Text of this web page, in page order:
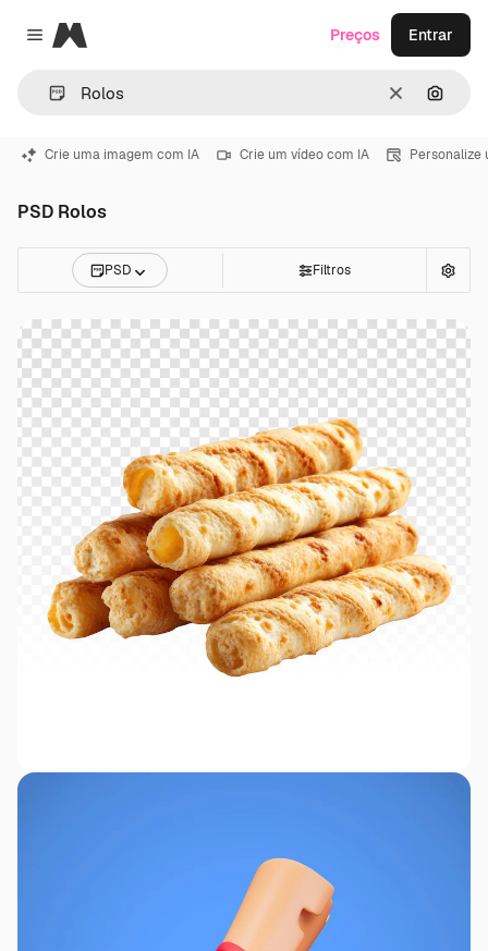
Close menu
Magnific
Limpar
Preços Entrar
Crie uma imagem com IA Crie um vídeo com IA Personalize
PSD Rolos
PSD Filtros